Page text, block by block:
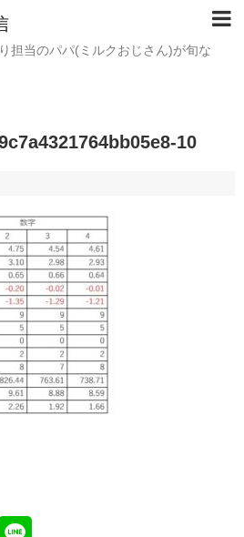
担当のパパ(ミルクおじさん)が旬な
10